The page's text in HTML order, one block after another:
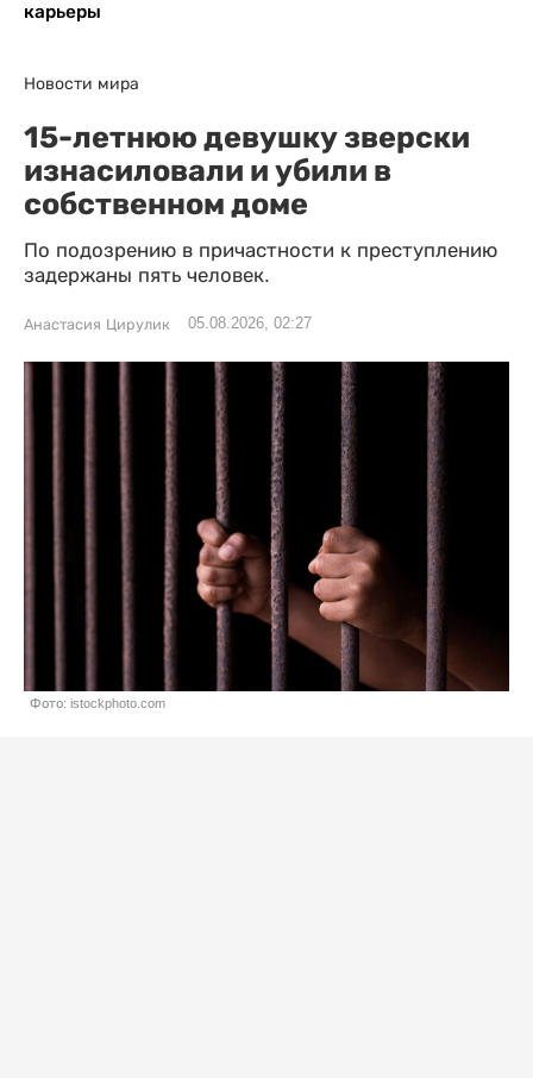
карьеры
Новости мира
15-летнюю девушку зверски
изнасиловали и убили в
собственном доме
По подозрению в причастности к преступлению
задержаны пять человек.
Анастасия Цирулик 05.08.2026, 02:27
Фото: istockphoto.com